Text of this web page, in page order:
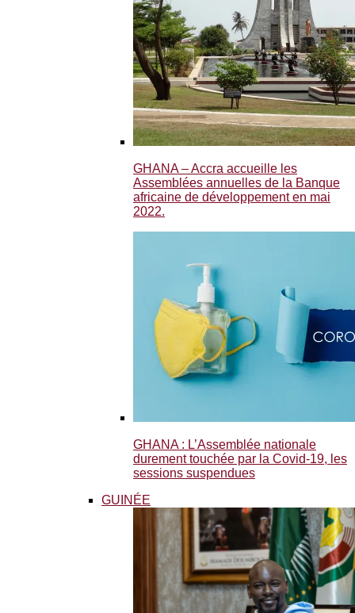
GHANA – Accra accueille les
Assemblées annuelles de la Banque
africaine de développement en mai
2022.
GHANA : L’Assemblée nationale
durement touchée par la Covid-19, les
sessions suspendues
GUINÉE